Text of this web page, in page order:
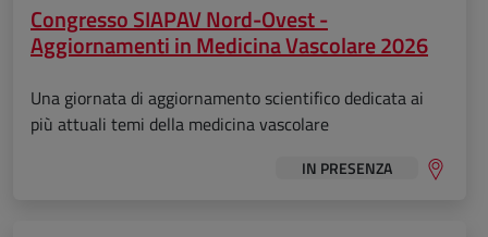
Congresso SIAPAV Nord-Ovest -
Aggiornamenti in Medicina Vascolare 2026
Una giornata di aggiornamento scientifico dedicata ai
più attuali temi della medicina vascolare
IN PRESENZA